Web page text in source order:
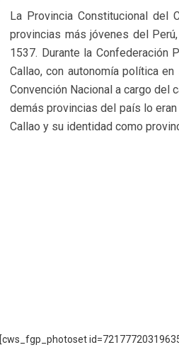
La Provincia Constitucional del
provincias más jóvenes del
1537. Durante la Confederación
Callao, con autonomía política
Convención Nacional a cargo del
demás provincias del país lo
Callao y su identidad como
[cws_fgp_photoset